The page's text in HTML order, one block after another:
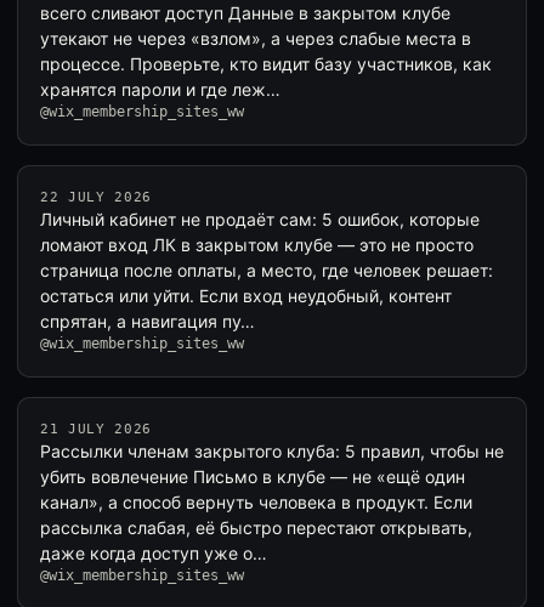
всего сливают доступ Данные в закрытом клубе
утекают не через «взлом», а через слабые места в
процессе. Проверьте, кто видит базу участников, как
хранятся пароли и где леж…
@wix_membership_sites_ww
22 JULY 2026
Личный кабинет не продаёт сам: 5 ошибок, которые
ломают вход ЛК в закрытом клубе — это не просто
страница после оплаты, а место, где человек решает:
остаться или уйти. Если вход неудобный, контент
спрятан, а навигация пу…
@wix_membership_sites_ww
21 JULY 2026
Рассылки членам закрытого клуба: 5 правил, чтобы не
убить вовлечение Письмо в клубе — не «ещё один
канал», а способ вернуть человека в продукт. Если
рассылка слабая, её быстро перестают открывать,
даже когда доступ уже о…
@wix_membership_sites_ww